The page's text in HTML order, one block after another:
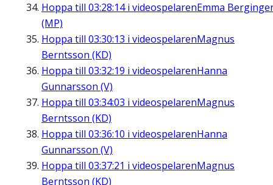
Hoppa till 03:28:14i videospelarenEmma
(MP)
Hoppa till 03:30:13 i videospelarenMagnus
Berntsson (KD)
Hoppa till 03:32:19 i videospelarenHanna
Gunnarsson (V)
Hoppa till 03:34:03 i videospelarenMagnus
Berntsson (KD)
Hoppa till 03:36:10 i videospelarenHanna
Gunnarsson (V)
Hoppa till 03:37:21 i videospelarenMagnus
Berntsson (KD)